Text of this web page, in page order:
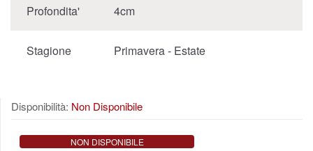
Profondita' 4cm
Stagione Primavera - Estate
Disponibilità: Non Disponibile
NON DISPONIBILE